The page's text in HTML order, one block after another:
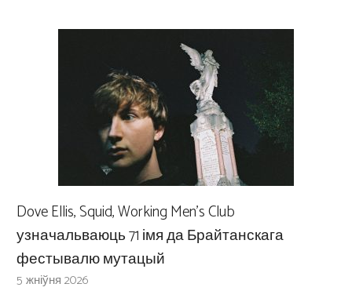
Dove Ellis, Squid, Working Men’s Club
узначальваюць 71 імя да Брайтанскага
фестывалю мутацый
5 жніўня 2026